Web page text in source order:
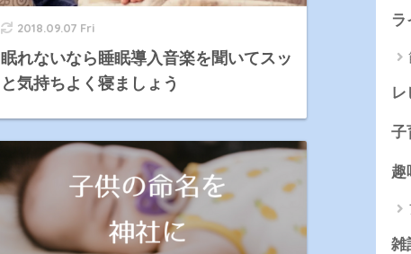
2018.09.07 Fri
眠れないなら睡眠導入音楽を聞いてスッ
と気持ちよく寝ましょう
レ
子
趣
雑